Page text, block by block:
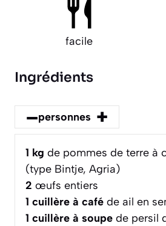
facile
Ingrédients
–personnes +
1 kg de pommes de terre à
(type Bintje, Agria)
2 œufs entiers
1 cuillère à café de ail en
1 cuillère à soupe de persil